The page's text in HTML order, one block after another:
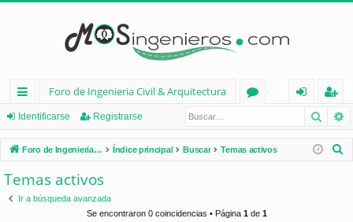
nl
ac
es
rá
Foro de Ingenieria Civil & Arquitectura
os
nt
ifi
eg
ist
ra
Identificarse Registrarse
Foro de Ingenieria Civil & Arquitectura Índice principal Buscar Temas activos
Temas activos
Ir a búsqueda avanzada
Se encontraron 0 coincidencias • Página 1de 1